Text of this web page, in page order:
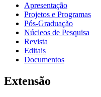
Apresentação
Projetos e Programas
Pós-Graduação
Núcleos de Pesquisa
Revista
Editais
Documentos
Extensão